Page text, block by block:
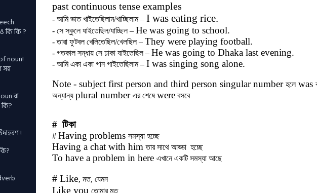
কি কি ?
noun!
সহ
বা
!
past continuous tense examples
- আমি ভাত খাইতেছিলাম/খাচ্ছিলাম – I was eating rice.
- সে স্কুলে যাইতেছিল/যাচ্ছিল – He was going to school.
- তারা ফুটবল খেলিতেছিল/খেলছিল – They were playing football.
- গতকাল সন্ধায় সে ঢাকা যাইতেছিল – He was going to Dhaka last evening.
- আমি একা একা গান গাইতেছিলাম – I was singing song alone.
Note - subject first person and third person singular number হলেwas
অন্যান্য plural number এর শেষেwere বসবে
# টিকা
# Having problems সমস্যা হচ্ছে
Having a chat with himতার সাথে আড্ডা হচ্ছে
To have a problem in here এখানে একটি সমস্যা আছে
# Like, মত, যেমন
Like you তোমার মত